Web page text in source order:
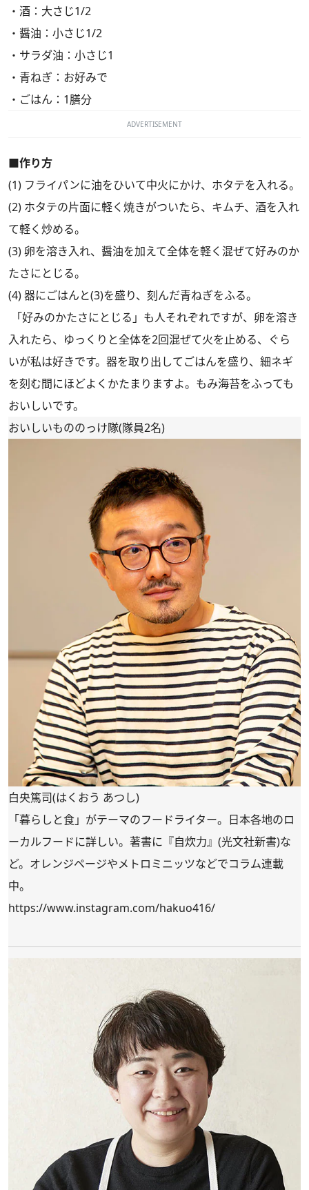
・酒：大さじ1/2
・醤油：小さじ1/2
・サラダ油：小さじ1
・青ねぎ：お好みで
・ごはん：1膳分
ADVERTISEMENT
■作り方
(1) フライパンに油をひいて中火にかけ、ホタテを入れる。
(2) ホタテの片面に軽く焼きがついたら、キムチ、酒を入れ
て軽く炒める。
(3) 卵を溶き入れ、醤油を加えて全体を軽く混ぜて好みのか
たさにとじる。
(4) 器にごはんと(3)を盛り、刻んだ青ねぎをふる。
「好みのかたさにとじる」も人それぞれですが、卵を溶き
入れたら、ゆっくりと全体を2回混ぜて火を止める、ぐら
いが私は好きです。器を取り出してごはんを盛り、細ネギ
を刻む間にほどよくかたまりますよ。もみ海苔をふっても
おいしいです。
おいしいもののっけ隊(隊員2名)
白央篤司(はくおう あつし)
「暮らしと食」がテーマのフードライター。日本各地のロ
ーカルフードに詳しい。著書に『自炊力』(光文社新書)な
ど。オレンジページやメトロミニッツなどでコラム連載
中。
https://www.instagram.com/hakuo416/